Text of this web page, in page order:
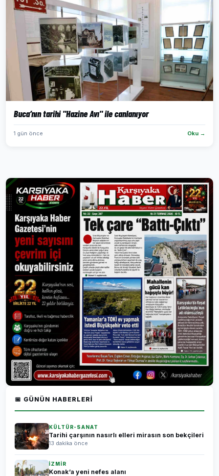
Buca’nın tarihi "Hazine Avı" ile canlanıyor
1 gün önce Oku →
📅 GÜNÜN HABERLERI
KÜLTÜR-SANAT
Tarihi çarşının nasırlı elleri mirasın son bekçileri
13 dakika önce
İZMİR
Konak’a yeni nefes alanı